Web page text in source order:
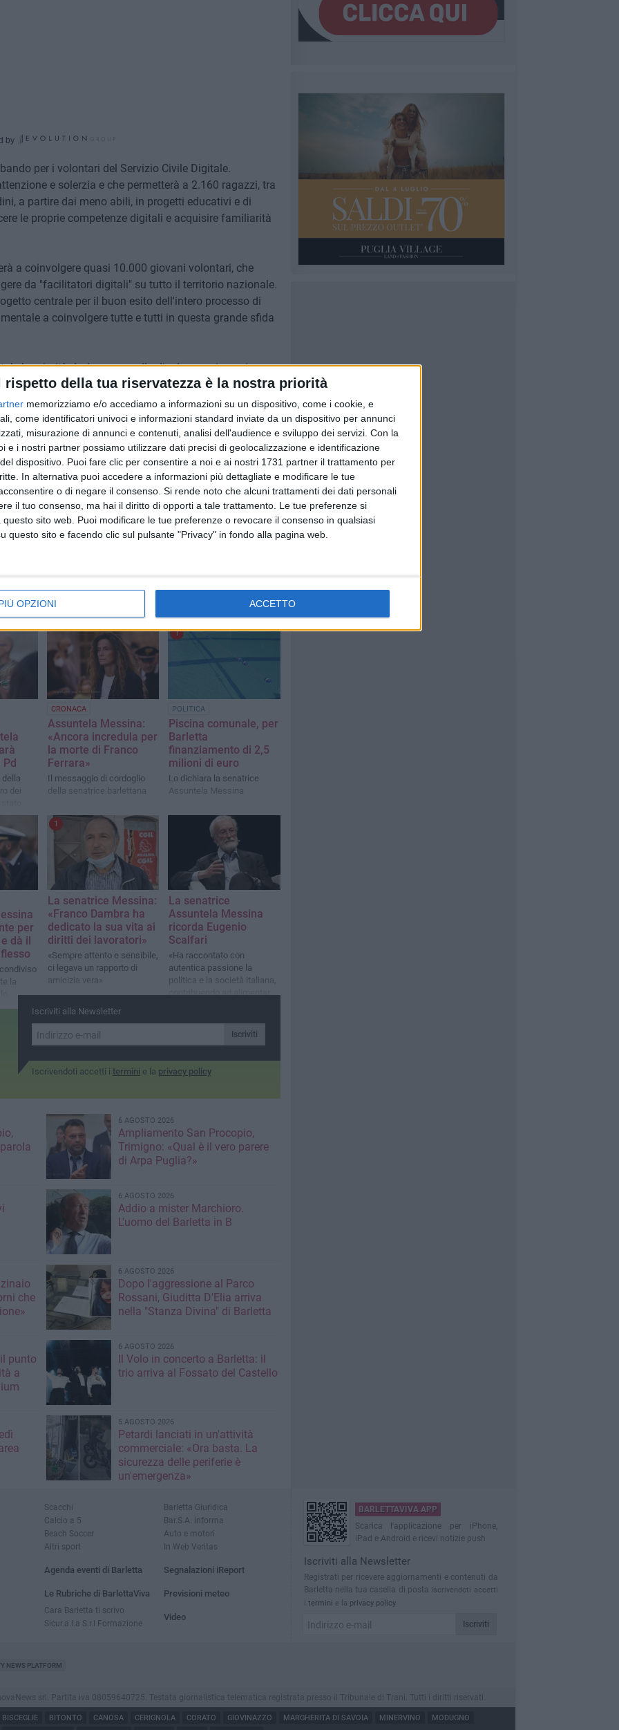
rispetto della tua riservatezza è la nostra priorità
memorizziamo e/o accediamo a informazioni su un dispositivo, come i cookie, e
come identificatori univoci e informazioni standard inviate da un dispositivo per annunci
misurazione di annunci e contenuti, analisi dell'audience e sviluppo dei servizi. Con la
e i nostri partner possiamo utilizzare dati precisi di geolocalizzazione e identificazione
dispositivo. Puoi fare clic per consentire a noi e ai nostri 1731 partner il trattamento per
In alternativa puoi accedere a informazioni più dettagliate e modificare le tue
o di negare il consenso. Si rende noto che alcuni trattamenti dei dati personali
il tuo consenso, ma hai il diritto di opporti a tale trattamento. Le tue preferenze si
sito web. Puoi modificare le tue preferenze o revocare il consenso in qualsiasi
questo sito e facendo clic sul pulsante "Privacy" in fondo alla pagina web.
OPZIONI ACCETTO
by
per i volontari del Servizio Civile Digitale.
e solerzia e che permetterà a 2.160 ragazzi, tra
a partire dai meno abili, in progetti educativi e di
le proprie competenze digitali e acquisire familiarità
a coinvolgere quasi 10.000 giovani volontari, che
da "facilitatori digitali" su tutto il territorio nazionale.
centrale per il buon esito dell'intero processo di
a coinvolgere tutte e tutti in questa grande sfida
la priorità dev'essere quella di educare ai nuovi
sia prima di tutto culturale, ripartire dalla formazione,
importante abbracciare le possibilità che sa offrire
di Stato alla Innovazione tecnologica e
della
dei
Letta
CRONACA
Assuntela Messina:
«Ancora incredula per
la morte di Franco
Ferrara»
Il messaggio di cordoglio
della senatrice barlettana
1
POLITICA
Piscina comunale, per
Barletta
finanziamento di 2,5
milioni di euro
Lo dichiara la senatrice
Assuntela Messina
per
dà il
1
La senatrice Messina:
«Franco Dambra ha
dedicato la sua vita ai
diritti dei lavoratori»
«Sempre attento e sensibile,
ci legava un rapporto di
amicizia vera»
La senatrice
Assuntela Messina
ricorda Eugenio
Scalfari
«Ha raccontato con
autentica passione la
politica e la società italiana,
contribuendo ad alimentare
Iscriviti alla Newsletter
Iscriviti
Iscrivendoti accetti i termini e la privacy policy
6 AGOSTO 2026
Ampliamento San Procopio,
Trimigno: «Qual è il vero parere
di Arpa Puglia?»
6 AGOSTO 2026
Addio a mister Marchioro.
L'uomo del Barletta in B
che
6 AGOSTO 2026
Dopo l'aggressione al Parco
Rossani, Giuditta D'Elia arriva
nella "Stanza Divina" di Barletta
punto
a
6 AGOSTO 2026
Il Volo in concerto a Barletta: il
trio arriva al Fossato del Castello
5 AGOSTO 2026
Petardi lanciati in un'attività
commerciale: «Ora basta. La
sicurezza delle periferie è
un'emergenza»
Scacchi
Calcio a 5
Beach Soccer
Altri sport
Agenda eventi di Barletta
Le Rubriche di BarlettaViva
Cara Barletta ti scrivo
Sicur.a.l.a S.r.l Formazione
Barletta Giuridica
Bar.S.A. informa
Auto e motori
In Web Veritas
Segnalazioni iReport
Previsioni meteo
Video
BARLETTAVIVA APP
Scarica l'applicazione per iPhone,
iPad e Android e ricevi notizie push
Iscriviti alla Newsletter
Registrati per ricevere aggiornamenti e contenuti da
Barletta nella tua casella di posta Iscrivendoti accetti
i termini e la privacy policy
Iscriviti
NEWS PLATFORM
srl. Partita iva 08059640725. Testata giornalistica telematica registrata presso il Tribunale di Trani. Tutti i diritti riservati.
BISCEGLIE BITONTO CANOSA CERIGNOLA CORATO GIOVINAZZO MARGHERITA DI SAVOIA MINERVINO
MODUGNO